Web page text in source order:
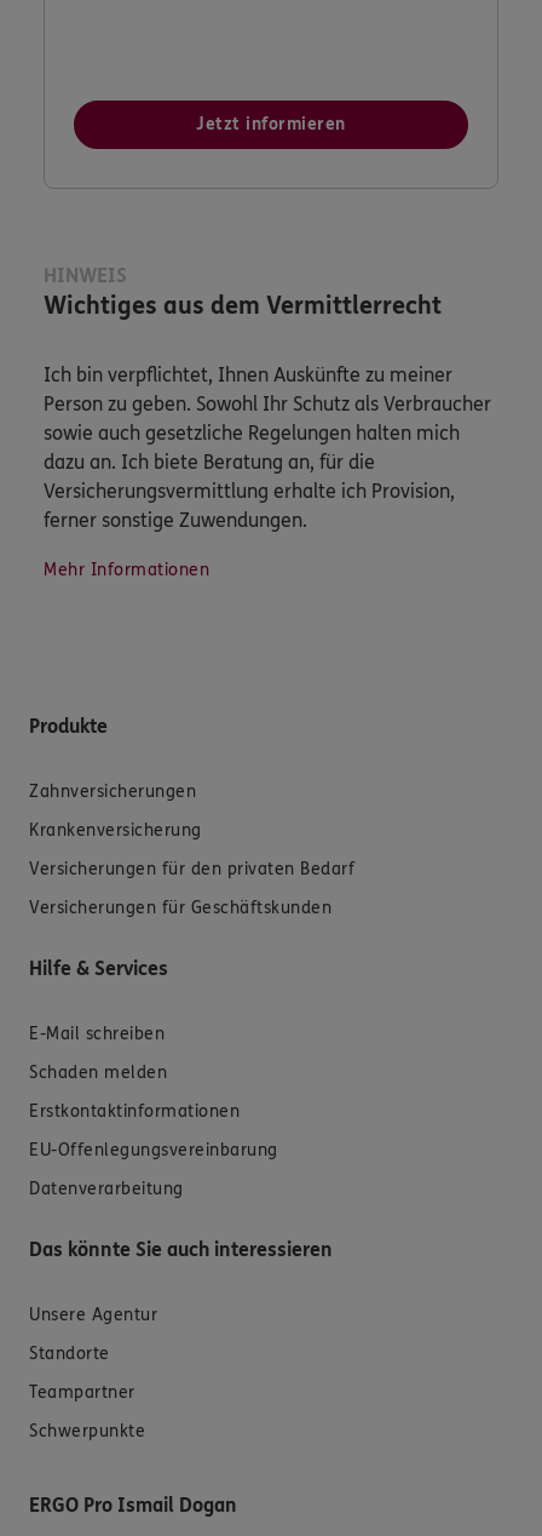
Jetzt informieren
HINWEIS
Wichtiges aus dem Vermittlerrecht
Ich bin verpflichtet, Ihnen Auskünfte zu meiner
Person zu geben. Sowohl Ihr Schutz als Verbraucher
sowie auch gesetzliche Regelungen halten mich
dazu an. Ich biete Beratung an, für die
Versicherungsvermittlung erhalte ich Provision,
ferner sonstige Zuwendungen.
Mehr Informationen
Produkte
Zahnversicherungen
Krankenversicherung
Versicherungen für den privaten Bedarf
Versicherungen für Geschäftskunden
Hilfe & Services
E-Mail schreiben
Schaden melden
Erstkontaktinformationen
EU-Offenlegungsvereinbarung
Datenverarbeitung
Das könnte Sie auch interessieren
Unsere Agentur
Standorte
Teampartner
Schwerpunkte
ERGO Pro Ismail Dogan